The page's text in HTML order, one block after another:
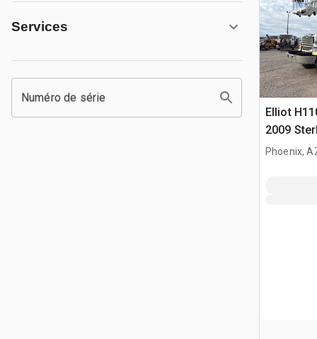
Services
Numéro de série
Elliot
2009
Camion
Phoenix,